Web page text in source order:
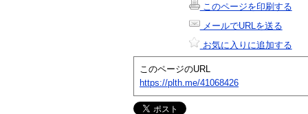
このページを印刷する
メールでURLを送る
お気に入りに追加する
このページのURL
https://plth.me/41068426